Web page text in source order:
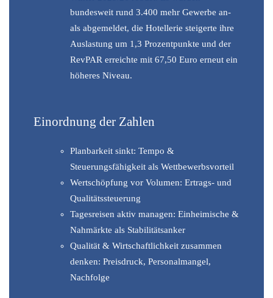
bundesweit rund 3.400 mehr Gewerbe an-
als abgemeldet, die Hotellerie steigerte ihre
Auslastung um 1,3 Prozentpunkte und der
RevPAR erreichte mit 67,50 Euro erneut ein
höheres Niveau.
Einordnung der Zahlen
Planbarkeit sinkt: Tempo &
Steuerungsfähigkeit als Wettbewerbsvorteil
Wertschöpfung vor Volumen: Ertrags- und
Qualitätssteuerung
Tagesreisen aktiv managen: Einheimische &
Nahmärkte als Stabilitätsanker
Qualität & Wirtschaftlichkeit zusammen
denken: Preisdruck, Personalmangel,
Nachfolge